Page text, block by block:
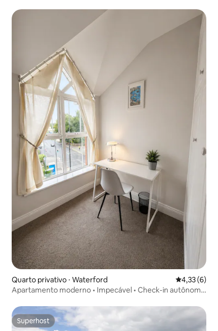
Quarto privativo ⋅ Waterford 4,33 de
4,33 (6)
Apartamento moderno • Impecável • Check-in autônomo
Superhost
Superhost